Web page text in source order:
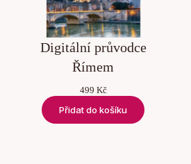
Digitální průvodce
Římem
499 Kč
Přidat do košíku